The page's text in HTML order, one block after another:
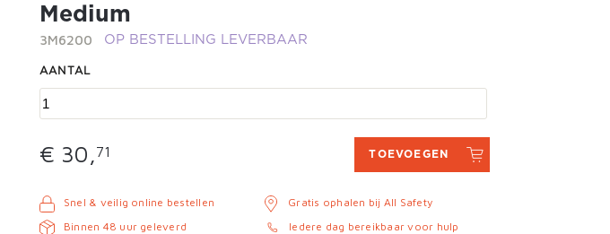
Medium
3M6200 OP BESTELLING LEVERBAAR
AANTAL
€ 30,71 TOEVOEGEN
Snel & veilig online bestellen
Binnen 48 uur geleverd
Gratis ophalen bij All Safety
Iedere dag bereikbaar voor hulp